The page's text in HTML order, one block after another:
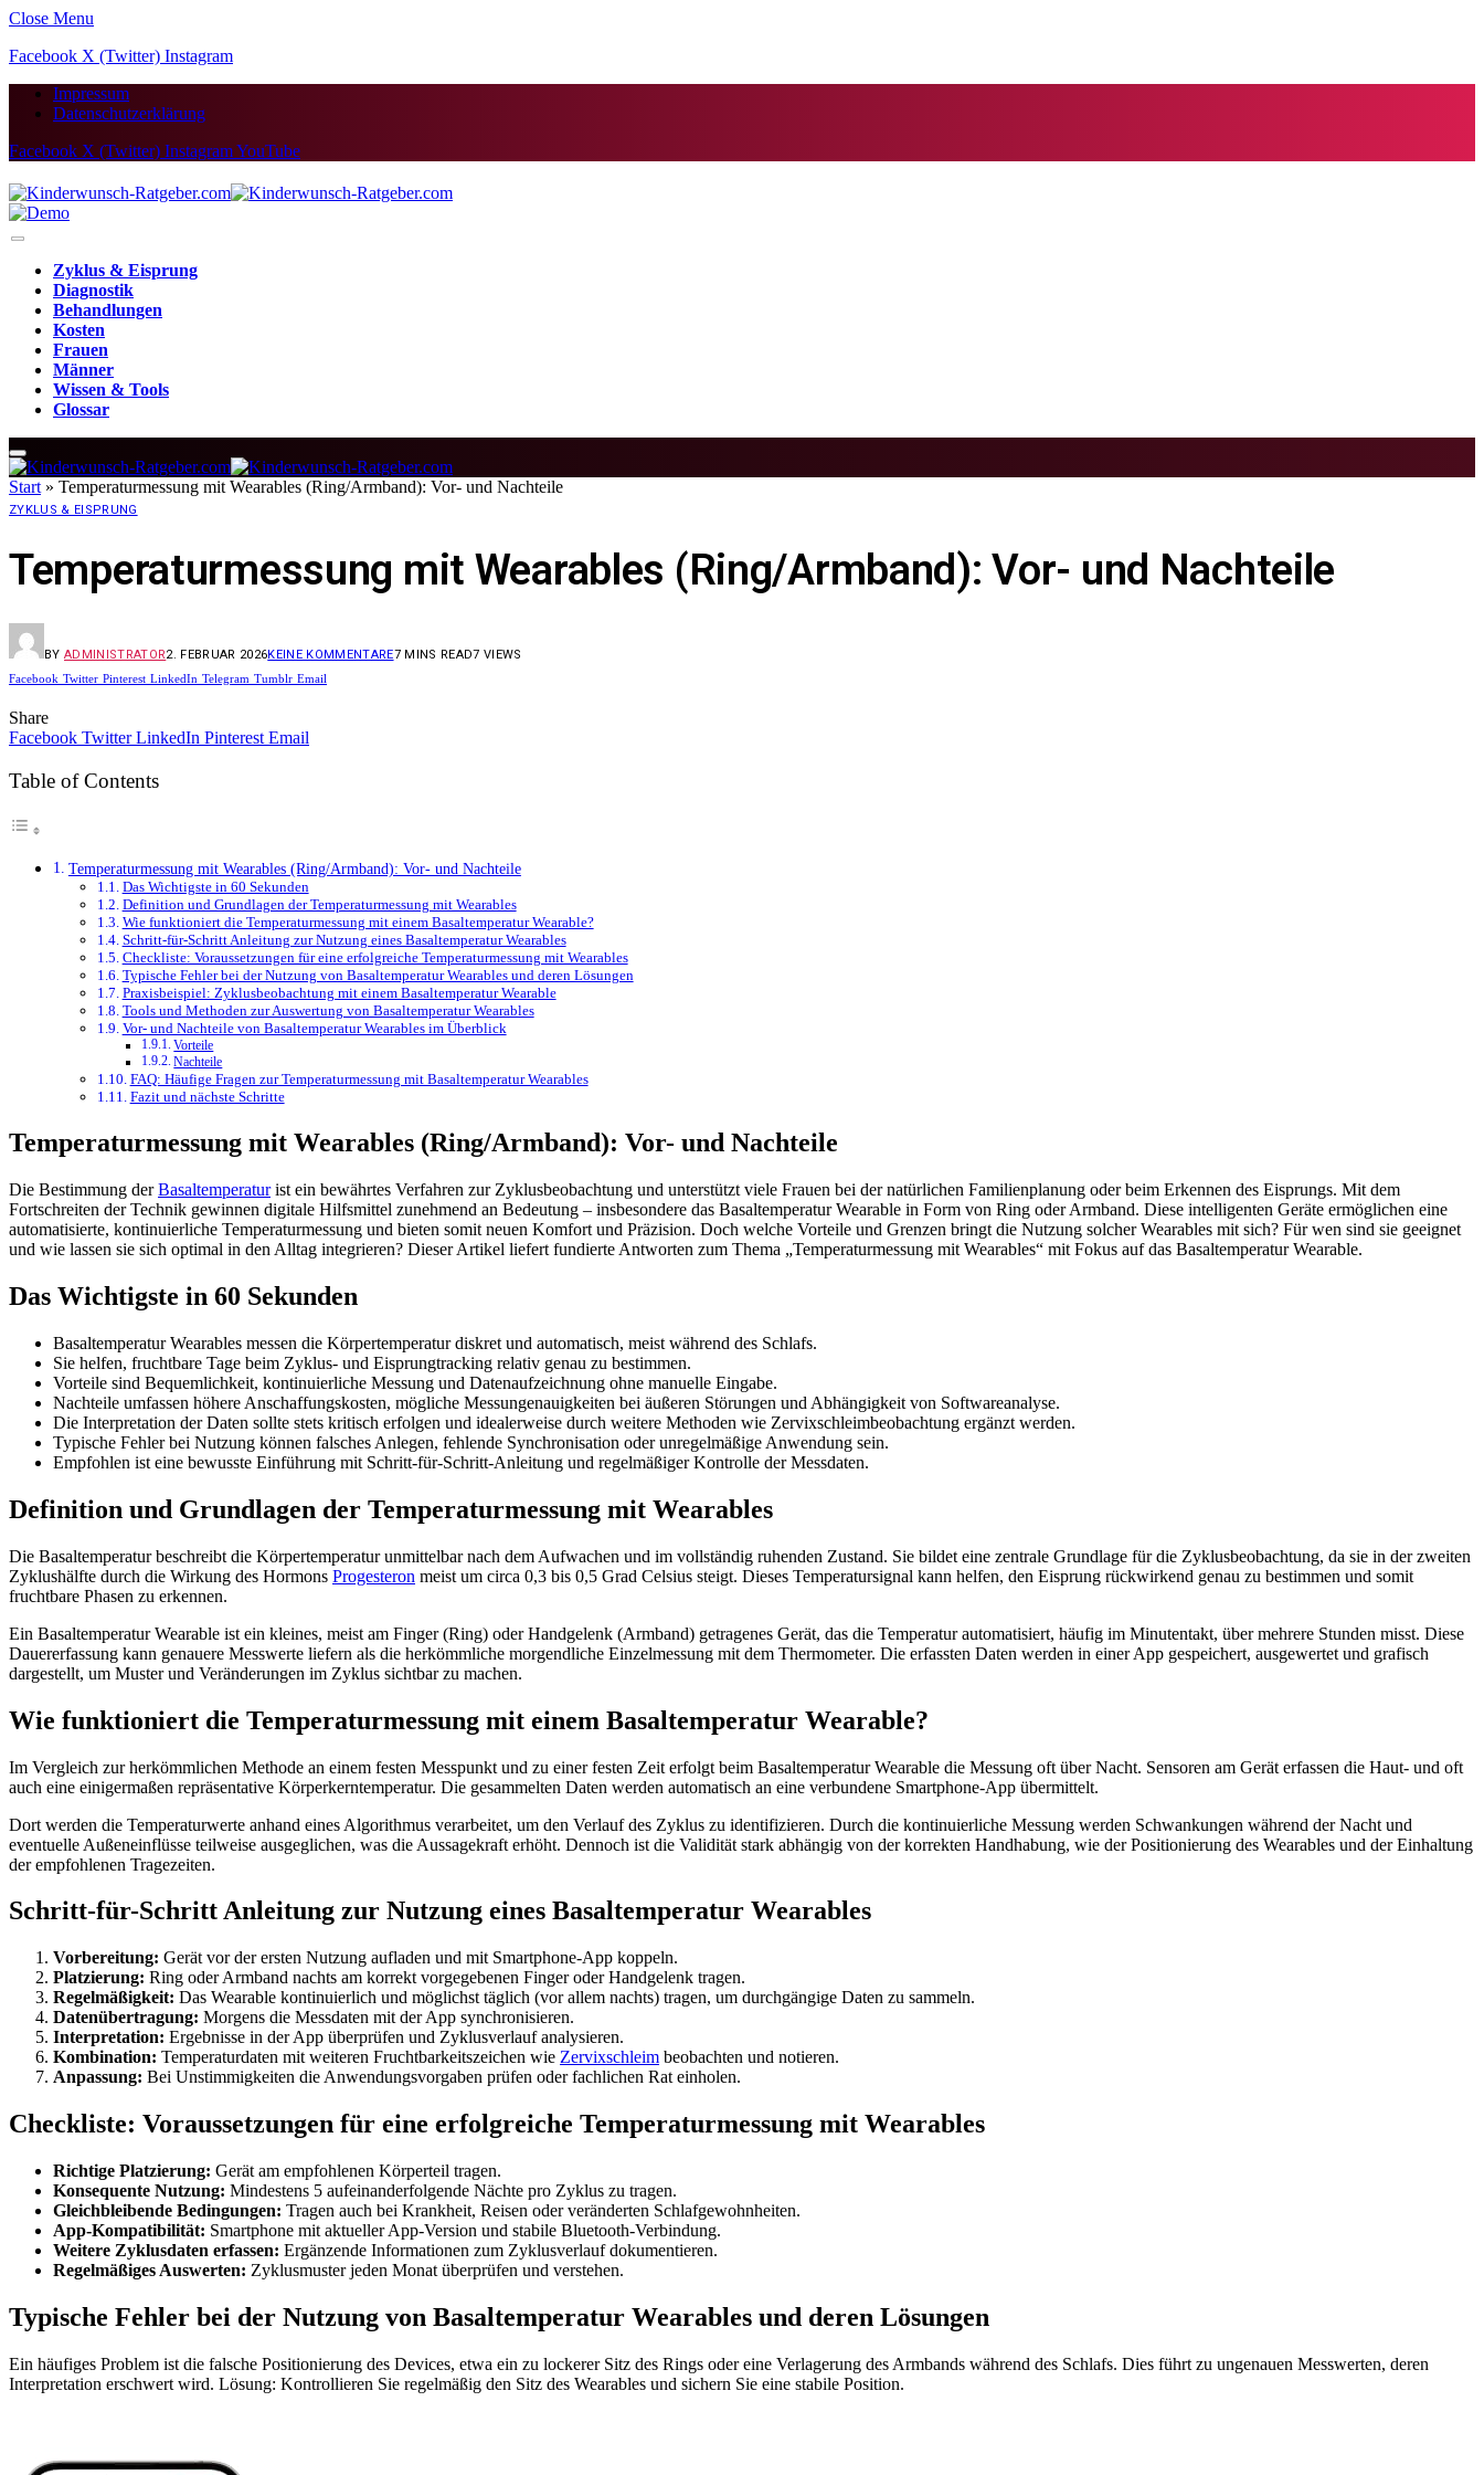
Close Menu
Facebook X (Twitter) Instagram
Impressum
Datenschutzerklärung
Facebook X (Twitter) InstagramYouTube
Zyklus & Eisprung
Diagnostik
Behandlungen
Kosten
Frauen
Männer
Wissen & Tools
Glossar
Start » Temperaturmessung mit Wearables (Ring/Armband): Vor- und Nachteile
ZYKLUS & EISPRUNG
Temperaturmessung mit Wearables (Ring/Armband): Vor- und Nachteile
BY ADMINISTRATOR2. FEBRUAR 2026KEINE KOMMENTARE7 MINS READ7 VIEWS
Facebook Twitter Pinterest LinkedIn Telegram Tumblr Email
Share
Facebook Twitter LinkedIn Pinterest Email
Table of Contents
Temperaturmessung mit Wearables (Ring/Armband): Vor- und Nachteile
Das Wichtigste in 60 Sekunden
Definition und Grundlagen der Temperaturmessung mit Wearables
Wie funktioniert die Temperaturmessung mit einem Basaltemperatur Wearable?
Schritt-für-Schritt Anleitung zur Nutzung eines Basaltemperatur Wearables
Checkliste: Voraussetzungen für eine erfolgreiche Temperaturmessung mit Wearables
Typische Fehler bei der Nutzung von Basaltemperatur Wearables und deren Lösungen
Praxisbeispiel: Zyklusbeobachtung mit einem Basaltemperatur Wearable
Tools und Methoden zur Auswertung von Basaltemperatur Wearables
Vor- und Nachteile von Basaltemperatur Wearables im Überblick
Vorteile
Nachteile
FAQ: Häufige Fragen zur Temperaturmessung mit Basaltemperatur Wearables
Fazit und nächste Schritte
Temperaturmessung mit Wearables (Ring/Armband): Vor- und Nachteile
Die Bestimmung derBasaltemperaturist ein bewährtes Verfahren zur Zyklusbeobachtung und unterstützt viele Frauen bei der natürlichen Familienplanung oder beim Erkennen des Eisprungs. Mit dem
Fortschreiten der Technik gewinnen digitale Hilfsmittel zunehmend an Bedeutung – insbesondere das Basaltemperatur Wearable in Form von Ring oder Armband. Diese intelligenten Geräte ermöglichen eine
automatisierte, kontinuierliche Temperaturmessung und bieten somit neuen Komfort und Präzision. Doch welche Vorteile und Grenzen bringt die Nutzung solcher Wearables mit sich? Für wen sind sie geeignet
und wie lassen sie sich optimal in den Alltag integrieren? Dieser Artikel liefert fundierte Antworten zum Thema „Temperaturmessung mit Wearables“ mit Fokus auf das Basaltemperatur Wearable.
Das Wichtigste in 60 Sekunden
Basaltemperatur Wearables messen die Körpertemperatur diskret und automatisch, meist während des Schlafs.
Sie helfen, fruchtbare Tage beim Zyklus- und Eisprungtracking relativ genau zu bestimmen.
Vorteile sind Bequemlichkeit, kontinuierliche Messung und Datenaufzeichnung ohne manuelle Eingabe.
Nachteile umfassen höhere Anschaffungskosten, mögliche Messungenauigkeiten bei äußeren Störungen und Abhängigkeit von Softwareanalyse.
Die Interpretation der Daten sollte stets kritisch erfolgen und idealerweise durch weitere Methoden wie Zervixschleimbeobachtung ergänzt werden.
Typische Fehler bei Nutzung können falsches Anlegen, fehlende Synchronisation oder unregelmäßige Anwendung sein.
Empfohlen ist eine bewusste Einführung mit Schritt-für-Schritt-Anleitung und regelmäßiger Kontrolle der Messdaten.
Definition und Grundlagen der Temperaturmessung mit Wearables
Die Basaltemperatur beschreibt die Körpertemperatur unmittelbar nach dem Aufwachen und im vollständig ruhenden Zustand. Sie bildet eine zentrale Grundlage für die Zyklusbeobachtung, da sie in der zweiten
Zyklushälfte durch die Wirkung des Hormons Progesteron meist um circa 0,3 bis 0,5 Grad Celsius steigt. Dieses Temperatursignal kann helfen, den Eisprung rückwirkend genau zu bestimmen und somit
fruchtbare Phasen zu erkennen.
Ein Basaltemperatur Wearable ist ein kleines, meist am Finger (Ring) oder Handgelenk (Armband) getragenes Gerät, das die Temperatur automatisiert, häufig im Minutentakt, über mehrere Stunden misst. Diese
Dauererfassung kann genauere Messwerte liefern als die herkömmliche morgendliche Einzelmessung mit dem Thermometer. Die erfassten Daten werden in einer App gespeichert, ausgewertet und grafisch
dargestellt, um Muster und Veränderungen im Zyklus sichtbar zu machen.
Wie funktioniert die Temperaturmessung mit einem Basaltemperatur Wearable?
Im Vergleich zur herkömmlichen Methode an einem festen Messpunkt und zu einer festen Zeit erfolgt beim Basaltemperatur Wearable die Messung oft über Nacht. Sensoren am Gerät erfassen die Haut- und oft
auch eine einigermaßen repräsentative Körperkerntemperatur. Die gesammelten Daten werden automatisch an eine verbundene Smartphone-App übermittelt.
Dort werden die Temperaturwerte anhand eines Algorithmus verarbeitet, um den Verlauf des Zyklus zu identifizieren. Durch die kontinuierliche Messung werden Schwankungen während der Nacht und
eventuelle Außeneinflüsse teilweise ausgeglichen, was die Aussagekraft erhöht. Dennoch ist die Validität stark abhängig von der korrekten Handhabung, wie der Positionierung des Wearables und der Einhaltung
der empfohlenen Tragezeiten.
Schritt-für-Schritt Anleitung zur Nutzung eines Basaltemperatur Wearables
Vorbereitung: Gerät vor der ersten Nutzung aufladen und mit Smartphone-App koppeln.
Platzierung: Ring oder Armband nachts am korrekt vorgegebenen Finger oder Handgelenk tragen.
Regelmäßigkeit: Das Wearable kontinuierlich und möglichst täglich (vor allem nachts) tragen, um durchgängige Daten zu sammeln.
Datenübertragung: Morgens die Messdaten mit der App synchronisieren.
Interpretation: Ergebnisse in der App überprüfen und Zyklusverlauf analysieren.
Kombination: Temperaturdaten mit weiteren Fruchtbarkeitszeichen wie Zervixschleim beobachten und notieren.
Anpassung: Bei Unstimmigkeiten die Anwendungsvorgaben prüfen oder fachlichen Rat einholen.
Checkliste: Voraussetzungen für eine erfolgreiche Temperaturmessung mit Wearables
Richtige Platzierung: Gerät am empfohlenen Körperteil tragen.
Konsequente Nutzung: Mindestens 5 aufeinanderfolgende Nächte pro Zyklus zu tragen.
Gleichbleibende Bedingungen: Tragen auch bei Krankheit, Reisen oder veränderten Schlafgewohnheiten.
App-Kompatibilität: Smartphone mit aktueller App-Version und stabile Bluetooth-Verbindung.
Weitere Zyklusdaten erfassen: Ergänzende Informationen zum Zyklusverlauf dokumentieren.
Regelmäßiges Auswerten: Zyklusmuster jeden Monat überprüfen und verstehen.
Typische Fehler bei der Nutzung von Basaltemperatur Wearables und deren Lösungen
Ein häufiges Problem ist die falsche Positionierung des Devices, etwa ein zu lockerer Sitz des Rings oder eine Verlagerung des Armbands während des Schlafs. Dies führt zu ungenauen Messwerten, deren
Interpretation erschwert wird. Lösung: Kontrollieren Sie regelmäßig den Sitz des Wearables und sichern Sie eine stabile Position.